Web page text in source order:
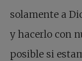
solamente a
y hacerlo con
posible si